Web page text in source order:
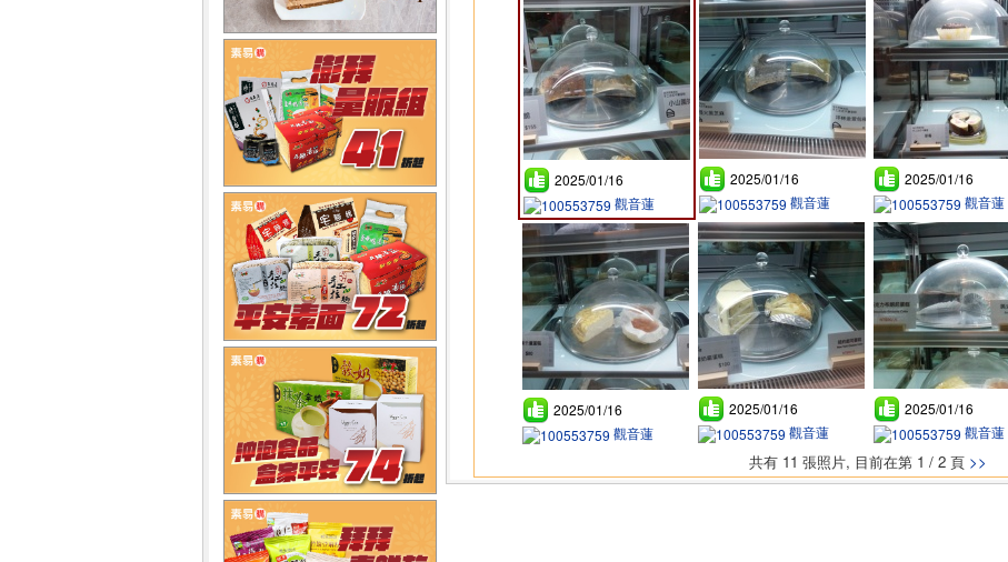
2025/01/16
觀音蓮
2025/01/16
觀音蓮
2025/01/16
觀音蓮
2025/01/16
觀音蓮
2025/01/16
觀音蓮
2025/01/16
觀音蓮
共有 11 張照片, 目前在第 1 / 2 頁 >>